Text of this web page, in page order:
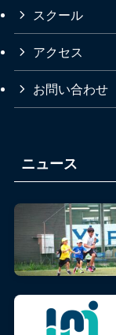
スクール
アクセス
お問い合わせ
ニュース